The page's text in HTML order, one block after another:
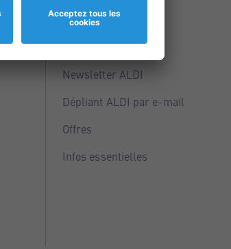
Service
Points ALDI
Newsletter ALDI
Dépliant ALDI par e-mail
Offres
Infos essentielles